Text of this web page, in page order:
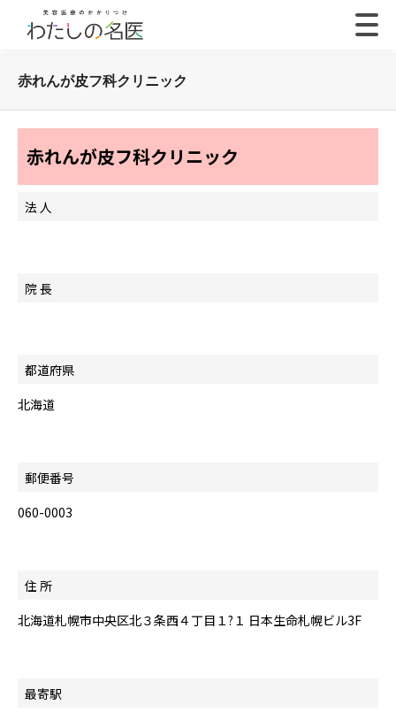
赤れんが皮フ科クリニック
赤れんが皮フ科クリニック
法 人
院 長
都道府県
北海道
郵便番号
060-0003
住 所
北海道札幌市中央区北３条西４丁目１?１ 日本生命札幌ビル3F
最寄駅